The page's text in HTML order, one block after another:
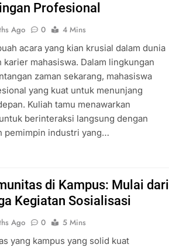
Profesional
Ago 0
4 Mins
acara yang kian krusial dalam dunia
mahasiswa. Dalam lingkungan
zaman sekarang, mahasiswa
yang kuat untuk menunjang
Kuliah tamu menawarkan
berinteraksi langsung dengan
pemimpin industri yang…
di Kampus: Mulai dari
Kegiatan Sosialisasi
Ago 0
5 Mins
yang kampus yang solid kuat